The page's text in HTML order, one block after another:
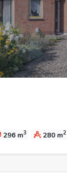
296 m3 280 m2